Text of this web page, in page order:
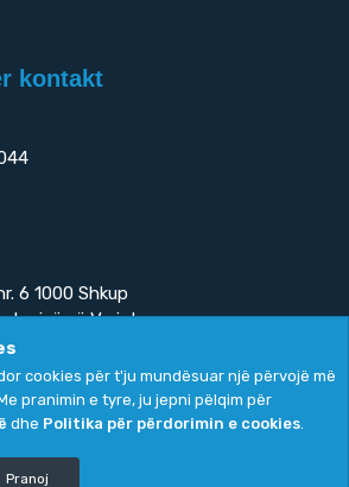
kontakt
6 1000 Shkup
së Veriut
Politika për përdorimin e cookies
2026. All rights reserved by
cookies për t'ju mundësuar një përvojë më
pranimin e tyre, ju jepni pëlqim për
dhe Politika për përdorimin e cookies.
Pranoj